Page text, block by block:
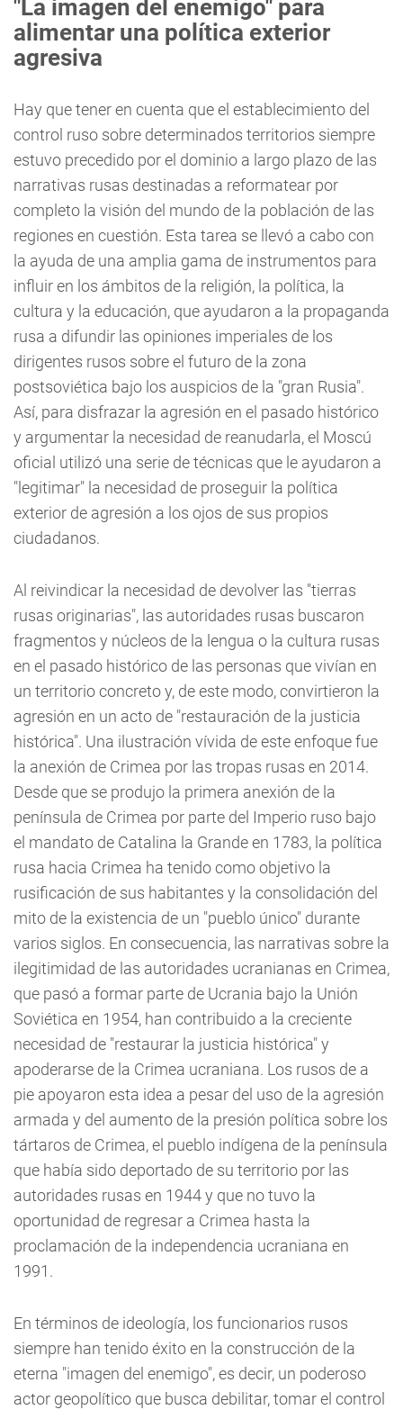
"La imagen del enemigo" para
alimentar una política exterior
agresiva
Hay que tener en cuenta que el establecimiento del
control ruso sobre determinados territorios siempre
estuvo precedido por el dominio a largo plazo de las
narrativas rusas destinadas a reformatear por
completo la visión del mundo de la población de las
regiones en cuestión. Esta tarea se llevó a cabo con
la ayuda de una amplia gama de instrumentos para
influir en los ámbitos de la religión, la política, la
cultura y la educación, que ayudaron a la propaganda
rusa a difundir las opiniones imperiales de los
dirigentes rusos sobre el futuro de la zona
postsoviética bajo los auspicios de la "gran Rusia".
Así, para disfrazar la agresión en el pasado histórico
y argumentar la necesidad de reanudarla, el Moscú
oficial utilizó una serie de técnicas que le ayudaron a
"legitimar" la necesidad de proseguir la política
exterior de agresión a los ojos de sus propios
ciudadanos.
Al reivindicar la necesidad de devolver las "tierras
rusas originarias", las autoridades rusas buscaron
fragmentos y núcleos de la lengua o la cultura rusas
en el pasado histórico de las personas que vivían en
un territorio concreto y, de este modo, convirtieron la
agresión en un acto de "restauración de la justicia
histórica". Una ilustración vívida de este enfoque fue
la anexión de Crimea por las tropas rusas en 2014.
Desde que se produjo la primera anexión de la
península de Crimea por parte del Imperio ruso bajo
el mandato de Catalina la Grande en 1783, la política
rusa hacia Crimea ha tenido como objetivo la
rusificación de sus habitantes y la consolidación del
mito de la existencia de un "pueblo único" durante
varios siglos. En consecuencia, las narrativas sobre la
ilegitimidad de las autoridades ucranianas en Crimea,
que pasó a formar parte de Ucrania bajo la Unión
Soviética en 1954, han contribuido a la creciente
necesidad de "restaurar la justicia histórica" y
apoderarse de la Crimea ucraniana. Los rusos de a
pie apoyaron esta idea a pesar del uso de la agresión
armada y del aumento de la presión política sobre los
tártaros de Crimea, el pueblo indígena de la península
que había sido deportado de su territorio por las
autoridades rusas en 1944 y que no tuvo la
oportunidad de regresar a Crimea hasta la
proclamación de la independencia ucraniana en
1991.
En términos de ideología, los funcionarios rusos
siempre han tenido éxito en la construcción de la
eterna "imagen del enemigo", es decir, un poderoso
actor geopolítico que busca debilitar, tomar el control